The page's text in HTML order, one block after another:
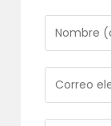
tu
nombre
o
nombre
de
tu
dirección